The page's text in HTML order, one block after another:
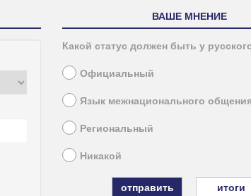
ВАШЕ МНЕНИЕ
Какой статус должен быть у
Официальный
Язык межнационального общения
Региональный
Никакой
итоги